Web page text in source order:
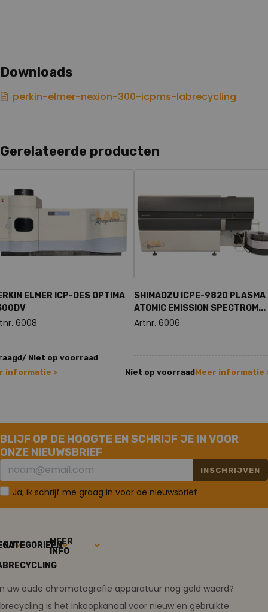
Downloads
perkin-elmer-nexion-300-icpms-labrecycling
Gerelateerde producten
ELMER ICP-OES OPTIMA
6008
Niet op voorraad
informatie >
SHIMADZU ICPE-9820 PLASMA
ATOMIC EMISSION SPECTROM...
Artnr. 6006
Niet op voorraadMeer informatie
BLIJF OP DE HOOGTE EN SCHRIJF JE IN VOOR
ONZE NIEUWSBRIEF
INSCHRIJVEN
Ja, ik schrijf me graag in voor de nieuwsbrief
CATEGORIEËNMEER
INFO
uw oude chromatografie apparatuur nog geld waard?
is het inkoopkanaal voor nieuw en gebruikte